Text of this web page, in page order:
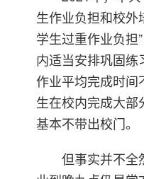
生作业负担和校外
学生过重作业负担
内适当安排巩固
作业平均完成时间
生在校内完成大部
基本不带出校门。
但事实并不全